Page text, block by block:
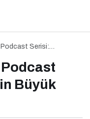
Podcast Serisi:
Büyük
ve